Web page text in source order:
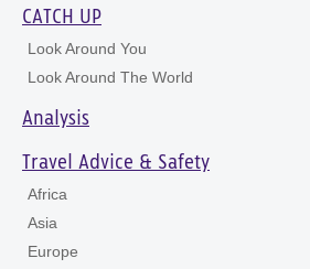
CATCH UP
Look Around You
Look Around The World
Analysis
Travel Advice & Safety
Africa
Asia
Europe